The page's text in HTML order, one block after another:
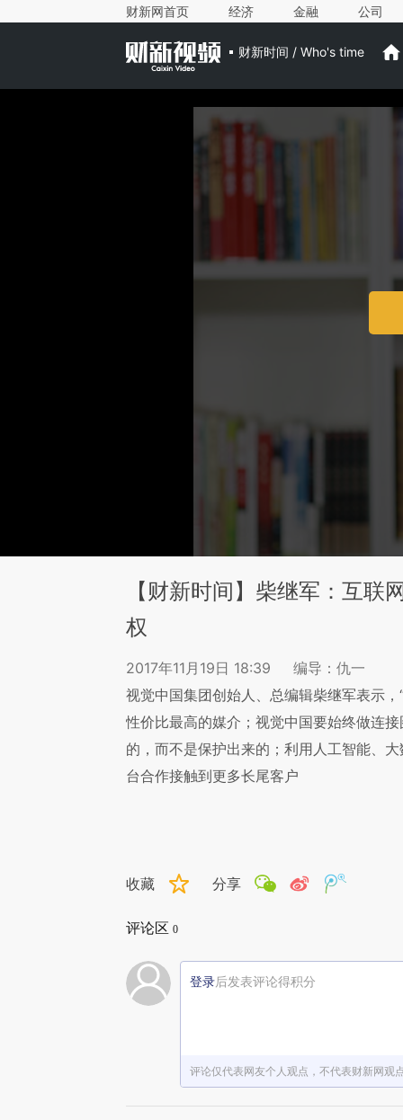
财新网首页 经济 金融 公司
财新时间 / Who's time
【财新时间】柴继军：互联
权
2017年11月19日 18:39
编导：仇一
视觉中国集团创始人、总编辑柴继军表示
性价比最高的媒介；视觉中国要始终做连
的，而不是保护出来的；利用人工智能、
台合作接触到更多长尾客户
收藏 分享
评论区 0
登录后发表评论得积分
评论仅代表网友个人观点，不代表财新网观